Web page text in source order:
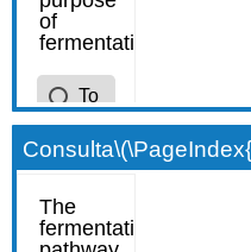
Consulta